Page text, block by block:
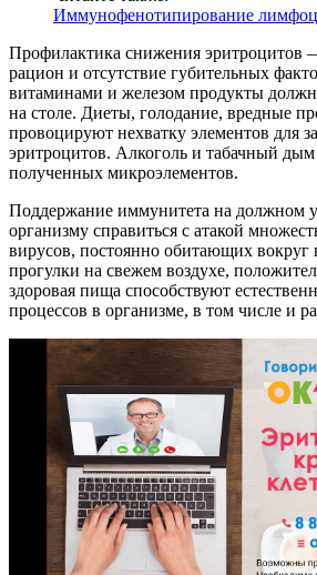
Иммунофенотипирование
Профилактика снижения эритроцитов
рацион и отсутствие губительных
витаминами и железом продукты
на столе. Диеты, голодание, вредные
провоцируют нехватку элементов для
эритроцитов. Алкоголь и табачный
полученных микроэлементов.
Поддержание иммунитета на должном
организму справиться с атакой
вирусов, постоянно обитающих вокруг
прогулки на свежем воздухе,
здоровая пища способствуют
процессов в организме, в том числе и